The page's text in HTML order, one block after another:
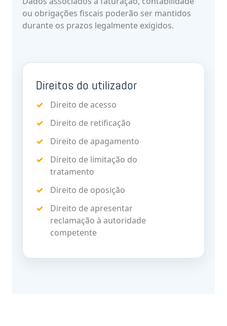
ou obrigações fiscais poderão ser mantidos
durante os prazos legalmente exigidos.
Direitos do utilizador
Direito de acesso
Direito de retificação
Direito de apagamento
Direito de limitação do
tratamento
Direito de oposição
Direito de apresentar
reclamação à autoridade
competente